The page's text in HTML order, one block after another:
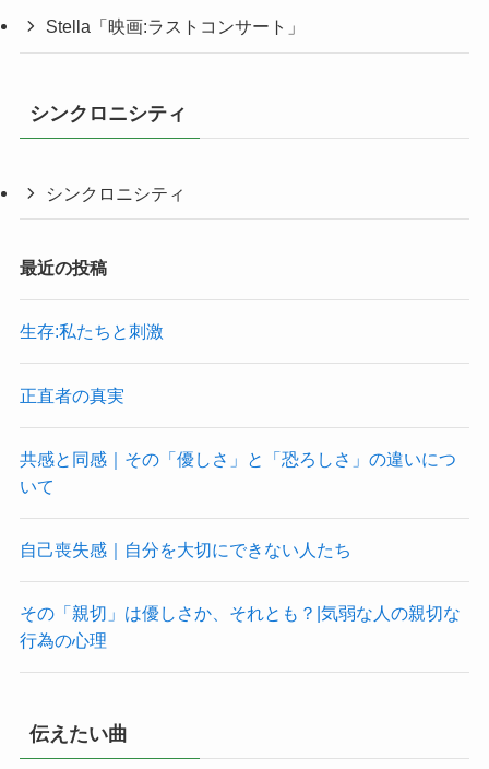
Stella「映画:ラストコンサート」
シンクロニシティ
シンクロニシティ
最近の投稿
生存:私たちと刺激
正直者の真実
共感と同感｜その「優しさ」と「恐ろしさ」の違いにつ
いて
自己喪失感｜自分を大切にできない人たち
その「親切」は優しさか、それとも？|気弱な人の親切な
行為の心理
伝えたい曲